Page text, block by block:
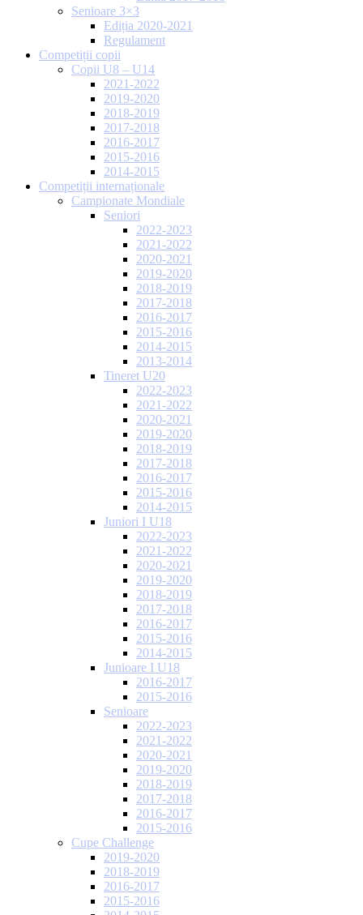
Senioare 3×3
Ediția 2020-2021
Regulament
Competiții copii
Copii U8 – U14
2021-2022
2019-2020
2018-2019
2017-2018
2016-2017
2015-2016
2014-2015
Competiții internaționale
Campionate Mondiale
Seniori
2022-2023
2021-2022
2020-2021
2019-2020
2018-2019
2017-2018
2016-2017
2015-2016
2014-2015
2013-2014
Tineret U20
2022-2023
2021-2022
2020-2021
2019-2020
2018-2019
2017-2018
2016-2017
2015-2016
2014-2015
Juniori I U18
2022-2023
2021-2022
2020-2021
2019-2020
2018-2019
2017-2018
2016-2017
2015-2016
2014-2015
Junioare I U18
2016-2017
2015-2016
Senioare
2022-2023
2021-2022
2020-2021
2019-2020
2018-2019
2017-2018
2016-2017
2015-2016
Cupe Challenge
2019-2020
2018-2019
2016-2017
2015-2016